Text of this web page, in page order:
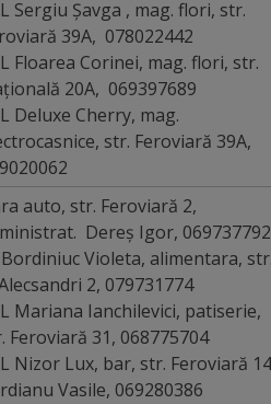
Sergiu Șavga , mag. flori, str.
39A, 078022442
Floarea Corinei, mag. flori, str.
20A, 069397689
Deluxe Cherry, mag.
str. Feroviară 39A,
auto, str. Feroviară 2,
Dereș Igor, 069737792
Bordiniuc Violeta, alimentara,
2, 079731774
Mariana Ianchilevici, patiserie,
Feroviară 31, 068775704
Nizor Lux, bar, str. Feroviară 14
Vasile, 069280386